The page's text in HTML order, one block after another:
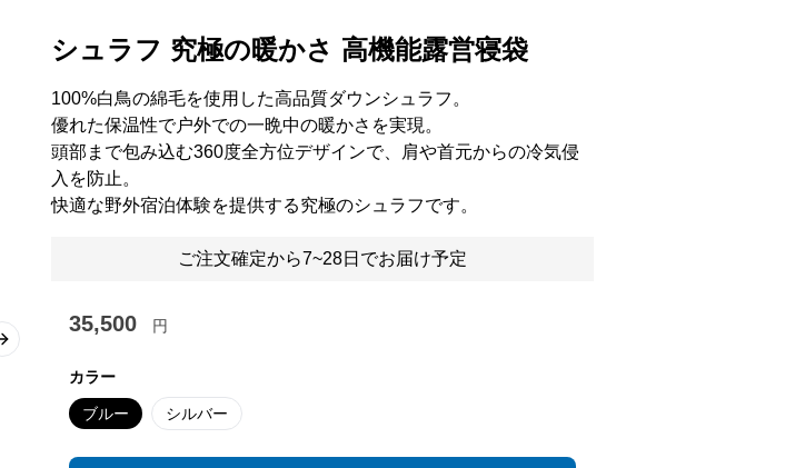
Next slide
シュラフ 究極の暖かさ 高機能露営寝袋
100%白鳥の綿毛を使用した高品質ダウンシュラフ。
優れた保温性で户外での一晩中の暖かさを実現。
頭部まで包み込む360度全方位デザインで、肩や首元からの冷気侵
入を防止。
快適な野外宿泊体験を提供する究極のシュラフです。
ご注文確定から7~28日でお届け予定
35,500 円
カラー
ブルー シルバー